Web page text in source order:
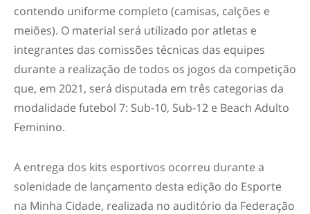
contendo uniforme completo (camisas, calções e
meiões). O material será utilizado por atletas e
integrantes das comissões técnicas das equipes
durante a realização de todos os jogos da competição
que, em 2021, será disputada em três categorias da
modalidade futebol 7: Sub-10, Sub-12 e Beach Adulto
Feminino.
A entrega dos kits esportivos ocorreu durante a
solenidade de lançamento desta edição do Esporte
na Minha Cidade, realizada no auditório da Federação